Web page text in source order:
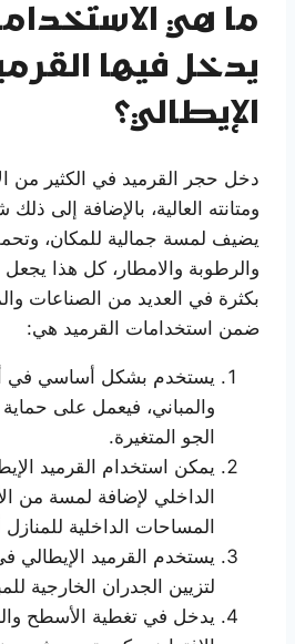
ما هي
يدخل فيها
الإيطالي؟
دخل حجر القرميد في الكثير من
ومتانته العالية، بالإضافة إلى
يضيف لمسة جمالية للمكان،
والرطوبة والامطار، كل هذا يجعل
بكثرة في العديد من الصناعات
ضمن استخدامات القرميد هي:
يستخدم بشكل أساسي في
والمباني، فيعمل على
الجو المتغيرة.
يمكن استخدام القرميد
الداخلي لإضافة لمسة من
المساحات الداخلية للمنازل
يستخدم القرميد الإيطالي
لتزيين الجدران الخارجية
يدخل في تغطية الأسطح